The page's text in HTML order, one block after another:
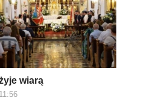
wiarą